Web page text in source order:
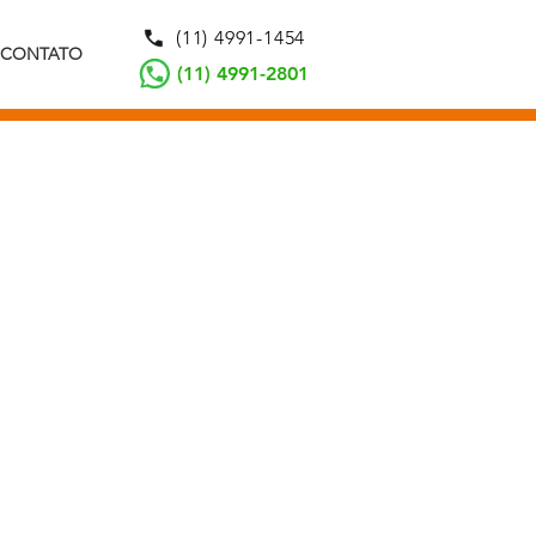
CONTATO
(11) 4991-2801
(11) 4991-1454